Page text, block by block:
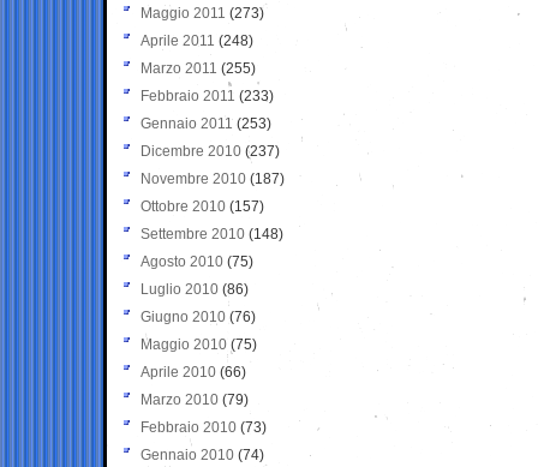
Maggio 2011 (273)
Aprile 2011 (248)
Marzo 2011 (255)
Febbraio 2011 (233)
Gennaio 2011 (253)
Dicembre 2010 (237)
Novembre 2010 (187)
Ottobre 2010 (157)
Settembre 2010 (148)
Agosto 2010 (75)
Luglio 2010 (86)
Giugno 2010 (76)
Maggio 2010 (75)
Aprile 2010 (66)
Marzo 2010 (79)
Febbraio 2010 (73)
Gennaio 2010 (74)